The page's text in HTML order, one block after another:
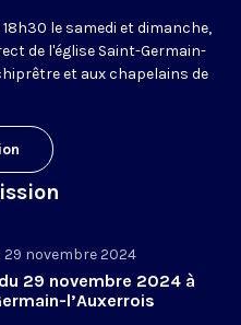
18h30 le samedi et dimanche,
de l'église Saint-Germain-
et aux chapelains de
29 novembre 2024
29 novembre 2024 à
l’Auxerrois